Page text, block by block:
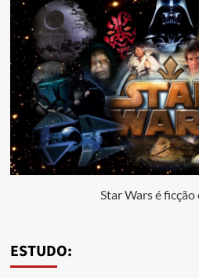
Star Wars é
ESTUDO: